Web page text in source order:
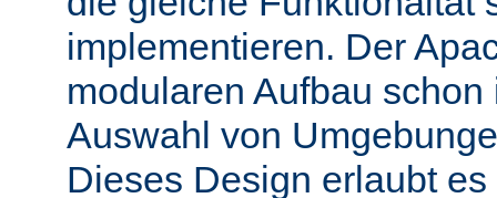
implementieren. Der
modularen Aufbau
Auswahl von
Dieses Design erlaubt